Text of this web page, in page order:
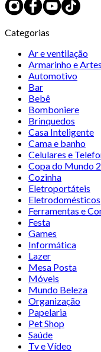
Categorias
Ar e ventilação
Armarinho e
Automotivo
Bar
Bebê
Bomboniere
Brinquedos
Casa Inteligente
Cama e banho
Celulares e
Copa do Mundo
Cozinha
Eletroportáteis
Eletrodomésticos
Ferramentas e
Festa
Games
Informática
Lazer
Mesa Posta
Móveis
Mundo Beleza
Organização
Papelaria
Pet Shop
Saúde
Tv e Vídeo